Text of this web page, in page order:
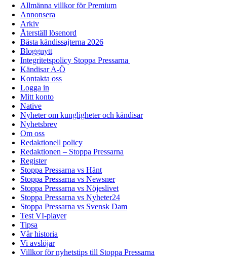
Allmänna villkor för Premium
Annonsera
Arkiv
Återställ lösenord
Bästa kändissajterna 2026
Bloggnytt
Integritetspolicy Stoppa Pressarna
Kändisar A-Ö
Kontakta oss
Logga in
Mitt konto
Native
Nyheter om kungligheter och kändisar
Nyhetsbrev
Om oss
Redaktionell policy
Redaktionen – Stoppa Pressarna
Register
Stoppa Pressarna vs Hänt
Stoppa Pressarna vs Newsner
Stoppa Pressarna vs Nöjeslivet
Stoppa Pressarna vs Nyheter24
Stoppa Pressarna vs Svensk Dam
Test VI-player
Tipsa
Vår historia
Vi avslöjar
Villkor för nyhetstips till Stoppa Pressarna